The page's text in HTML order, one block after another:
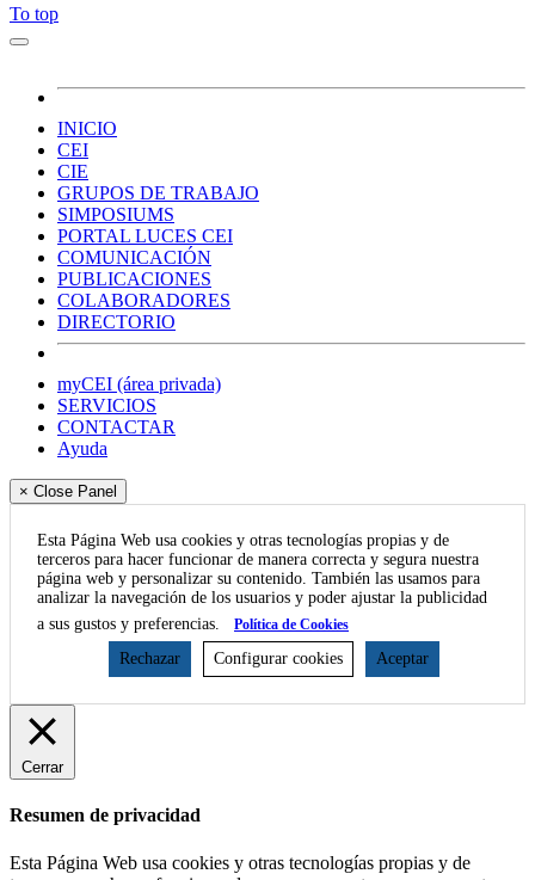
To top
INICIO
CEI
CIE
GRUPOS DE TRABAJO
SIMPOSIUMS
PORTAL LUCES CEI
COMUNICACIÓN
PUBLICACIONES
COLABORADORES
DIRECTORIO
myCEI (área privada)
SERVICIOS
CONTACTAR
Ayuda
× Close Panel
Esta Página Web usa cookies y otras tecnologías propias y de
terceros para hacer funcionar de manera correcta y segura nuestra
página web y personalizar su contenido. También las usamos para
analizar la navegación de los usuarios y poder ajustar la publicidad
a sus gustos y preferencias.
Política de Cookies
Rechazar Configurar cookies Aceptar
Cerrar
Resumen de privacidad
Esta Página Web usa cookies y otras tecnologías propias y de